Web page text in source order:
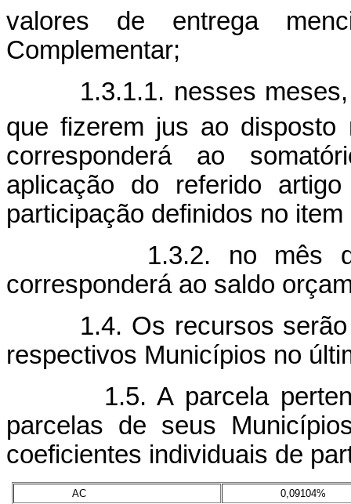
valores de entrega
Complementar;
1.3.1.1. nesses meses, a
que fizerem jus ao disposto
corresponderá ao
aplicação do referido
participação definidos no
1.3.2. no mês de
corresponderá ao saldo
1.4. Os recursos serão
respectivos Municípios no
1.5. A parcela
parcelas de seus
coeficientes individuais de
AC
0,09104%